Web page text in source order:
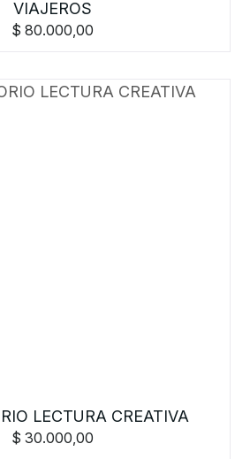
VIAJEROS
$ 80.000,00
LECTURA CREATIVA
$ 30.000,00